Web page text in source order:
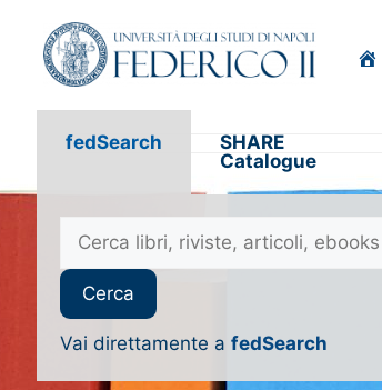
fedSearch
SHARE
Catalogue
Vai direttamente a fedSearch